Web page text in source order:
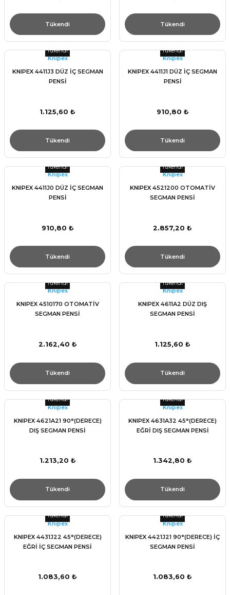
Tükendi Tükendi
Tükendi
Knıpex
KNIPEX 4411J3 DÜZ İÇ SEGMAN
PENSİ
1.125,60 ₺
Tükendi
Tükendi
Knıpex
KNIPEX 4411J1 DÜZ İÇ SEGMAN
PENSİ
910,80 ₺
Tükendi
Tükendi
Knıpex
KNIPEX 4411J0 DÜZ İÇ SEGMAN
PENSİ
910,80 ₺
Tükendi
Tükendi
Knıpex
KNIPEX 4521200 OTOMATİV
SEGMAN PENSİ
2.857,20 ₺
Tükendi
Tükendi
Knıpex
KNIPEX 4510170 OTOMATİV
SEGMAN PENSİ
2.162,40 ₺
Tükendi
Tükendi
Knıpex
KNIPEX 4611A2 DÜZ DIŞ
SEGMAN PENSİ
1.125,60 ₺
Tükendi
Tükendi
Knıpex
KNIPEX 4621A21 90°(DERECE)
DIŞ SEGMAN PENSİ
1.213,20 ₺
Tükendi
Tükendi
Knıpex
KNIPEX 4631A32 45°(DERECE)
EĞRİ DIŞ SEGMAN PENSİ
1.342,80 ₺
Tükendi
Tükendi
Knıpex
KNIPEX 4431J22 45°(DERECE)
EĞRİ İÇ SEGMAN PENSİ
1.083,60 ₺
Tükendi
Knıpex
KNIPEX 4421J21 90°(DERECE) İÇ
SEGMAN PENSİ
1.083,60 ₺